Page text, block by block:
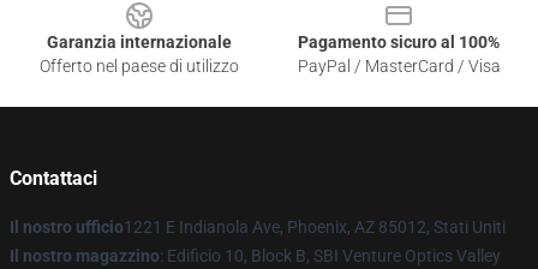
Garanzia internazionale
Offerto nel paese di utilizzo
Pagamento sicuro al 100%
PayPal / MasterCard / Visa
Contattaci
Il nostro ufficio1221 E Indianola Ave, Phoenix, AZ 85012, Stati Uniti
Il nostro magazzino: Edificio 10, Block B, SBI Venture Optics Valley